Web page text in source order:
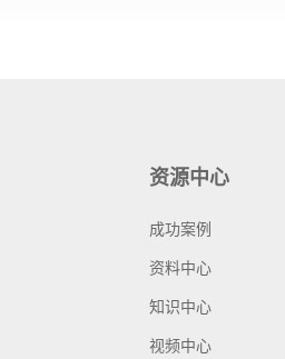
资源中心
成功案例
资料中心
知识中心
视频中心